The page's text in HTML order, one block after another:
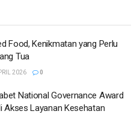
Food, Kenikmatan yang Perlu
Tua
2026 0
National Governance Award
Akses Layanan Kesehatan